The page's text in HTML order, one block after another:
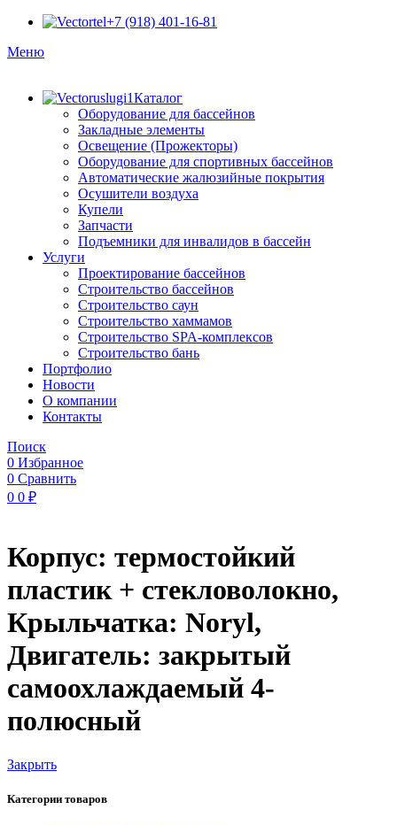
+7 (918) 401-16-81
Меню
Каталог
Оборудование для бассейнов
Закладные элементы
Освещение (Прожекторы)
Оборудование для спортивных бассейнов
Автоматические жалюзийные покрытия
Осушители воздуха
Купели
Запчасти
Подъемники для инвалидов в бассейн
Услуги
Проектирование бассейнов
Строительство бассейнов
Строительство саун
Строительство хаммамов
Строительство SPA-комплексов
Строительство бань
Портфолио
Новости
O компании
Контакты
Поиск
0 Избранное
0 Сравнить
0 0 ₽
Корпус: термостойкий
пластик + стекловолокно,
Крыльчатка: Noryl,
Двигатель: закрытый
самоохлаждаемый 4-
полюсный
Закрыть
Категории товаров